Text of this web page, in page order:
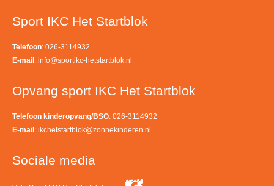
Sport IKC Het Startblok
Telefoon: 026-3114932
E-mail : info@sportikc-hetstartblok.nl
Opvang sport IKC Het Startblok
Telefoon kinderopvang/BSO: 026-3114932
E-mail : ikchetstartblok@zonnekinderen.nl
Sociale media